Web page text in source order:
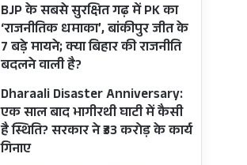
BJP के सबसे सुरक्षित गढ़ में PK का
‘राजनीतिक धमाका’, बांकीपुर जीत के
7 बड़े मायने; क्या बिहार की राजनीति
बदलने वाली है?
Dharaali Disaster Anniversary:
एक साल बाद भागीरथी घाटी में कैसी
है स्थिति? सरकार ने ₹33 करोड़ के कार्य
गिनाए